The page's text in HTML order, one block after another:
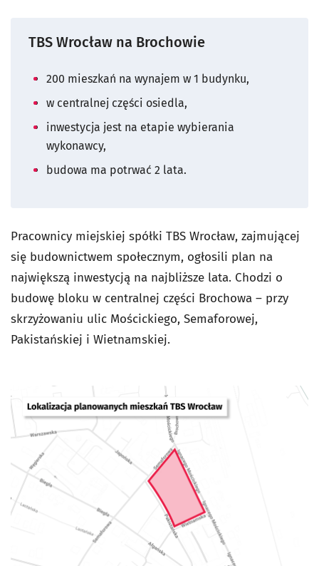
TBS Wrocław na Brochowie
200 mieszkań na wynajem w 1 budynku,
w centralnej części osiedla,
inwestycja jest na etapie wybierania
wykonawcy,
budowa ma potrwać 2 lata.
Pracownicy miejskiej spółki TBS Wrocław, zajmującej
się budownictwem społecznym, ogłosili plan na
największą inwestycją na najbliższe lata. Chodzi o
budowę bloku w centralnej części Brochowa – przy
skrzyżowaniu ulic Mościckiego, Semaforowej,
Pakistańskiej i Wietnamskiej.